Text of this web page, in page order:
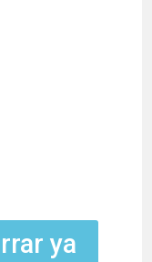
ya